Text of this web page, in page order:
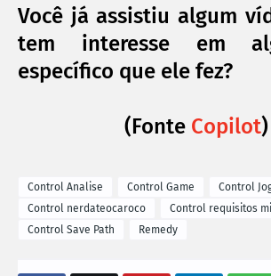
Você já assistiu algum
tem interesse em
específico que ele fez?
(Fonte Copilot)
Control Analise Control Game
Control
Control nerdateocaroco
Control requisitos
Control Save Path
Remedy